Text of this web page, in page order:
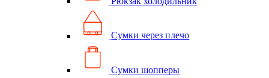
Сумки через плечо
Сумки шопперы